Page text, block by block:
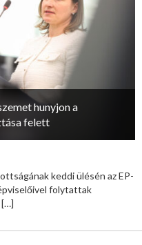
hunyjon a
felett
keddi ülésén az EP-
folytattak
[…]